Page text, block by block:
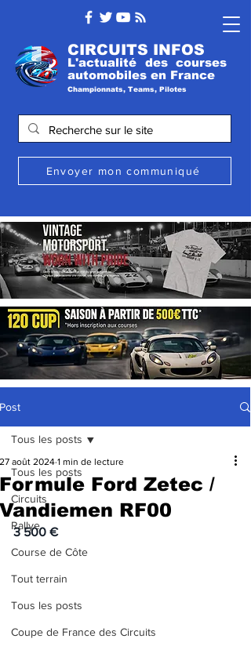
CIRCUITS INFOS
L'actualité des courses
automobiles en France
Championnats, Teams, Pilotes
Envoyer mon communiqué
Post
Tous les posts
Circuits
Rallye
Course de Côte
Tout terrain
Tous les posts
Coupe de France des Circuits
Tous les posts
Formule Ford Zetec /
Vandiemen RF00
27 août 2024 1 min de lecture
3 500 €